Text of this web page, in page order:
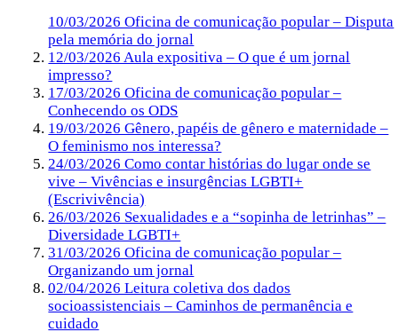
10/03/2026 Oficina de comunicação popular – Disputa
pela memória do jornal
12/03/2026 Aula expositiva – O que é um jornal
impresso?
17/03/2026 Oficina de comunicação popular –
Conhecendo os ODS
19/03/2026 Gênero, papéis de gênero e maternidade –
O feminismo nos interessa?
24/03/2026 Como contar histórias do lugar onde se
vive – Vivências e insurgências LGBTI+
(Escrivivência)
26/03/2026 Sexualidades e a “sopinha de letrinhas” –
Diversidade LGBTI+
31/03/2026 Oficina de comunicação popular –
Organizando um jornal
02/04/2026 Leitura coletiva dos dados
socioassistenciais – Caminhos de permanência e
cuidado